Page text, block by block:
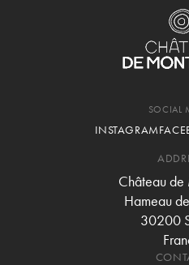
SOCIAL
INSTAGRAM
Château
Hameau
30200